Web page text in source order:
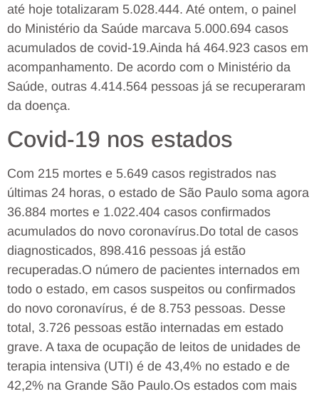
até hoje totalizaram 5.028.444. Até ontem, o painel
do Ministério da Saúde marcava 5.000.694 casos
acumulados de covid-19.Ainda há 464.923 casos em
acompanhamento. De acordo com o Ministério da
Saúde, outras 4.414.564 pessoas já se recuperaram
da doença.
Covid-19 nos estados
Com 215 mortes e 5.649 casos registrados nas
últimas 24 horas, o estado de São Paulo soma agora
36.884 mortes e 1.022.404 casos confirmados
acumulados do novo coronavírus.Do total de casos
diagnosticados, 898.416 pessoas já estão
recuperadas.O número de pacientes internados em
todo o estado, em casos suspeitos ou confirmados
do novo coronavírus, é de 8.753 pessoas. Desse
total, 3.726 pessoas estão internadas em estado
grave. A taxa de ocupação de leitos de unidades de
terapia intensiva (UTI) é de 43,4% no estado e de
42,2% na Grande São Paulo.Os estados com mais